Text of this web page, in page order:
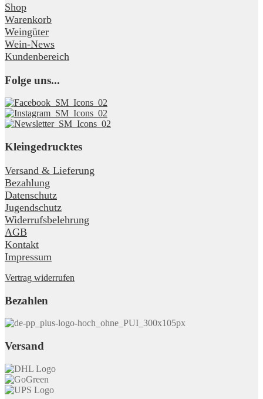
Shop
Warenkorb
Weingüter
Wein-News
Kundenbereich
Folge uns...
Kleingedrucktes
Versand & Lieferung
Bezahlung
Datenschutz
Jugendschutz
Widerrufsbelehrung
AGB
Kontakt
Impressum
Vertrag widerrufen
Bezahlen
Versand